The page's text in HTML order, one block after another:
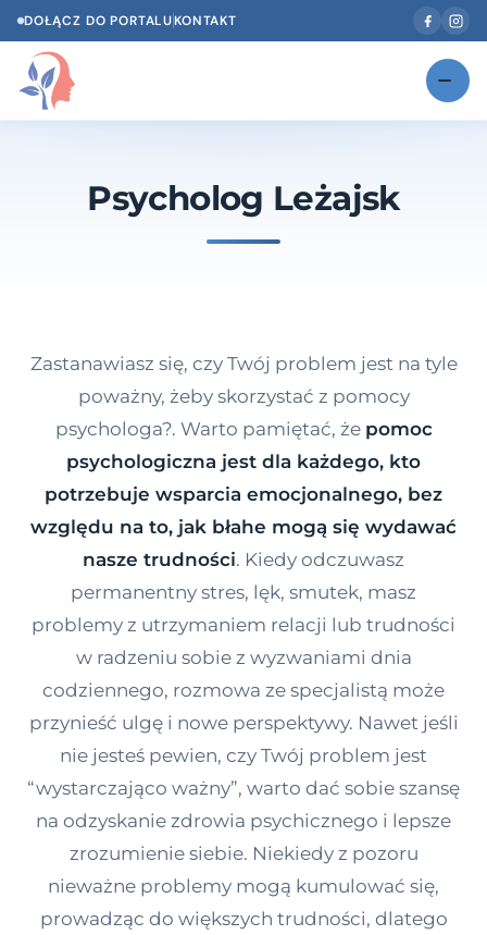
DOŁĄCZ DO PORTALUKONTAKT
NOWOŚĆ
Dawka wiedzy
Dla specjalistów
Kontakt
Dołącz do portalu
Psycholog Leżajsk
Zastanawiasz się, czy Twój problem jest na tyle
poważny, żeby skorzystać z pomocy
psychologa?. Warto pamiętać, że pomoc
psychologiczna jest dla każdego, kto
potrzebuje wsparcia emocjonalnego, bez
względu na to, jak błahe mogą się wydawać
nasze trudności. Kiedy odczuwasz
permanentny stres, lęk, smutek, masz
problemy z utrzymaniem relacji lub trudności
w radzeniu sobie z wyzwaniami dnia
codziennego, rozmowa ze specjalistą może
przynieść ulgę i nowe perspektywy. Nawet jeśli
nie jesteś pewien, czy Twój problem jest
“wystarczająco ważny”, warto dać sobie szansę
na odzyskanie zdrowia psychicznego i lepsze
zrozumienie siebie. Niekiedy z pozoru
nieważne problemy mogą kumulować się,
prowadząc do większych trudności, dlatego